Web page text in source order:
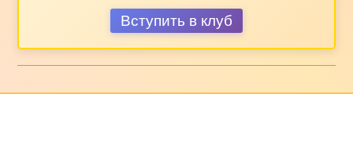
Вступить в клуб